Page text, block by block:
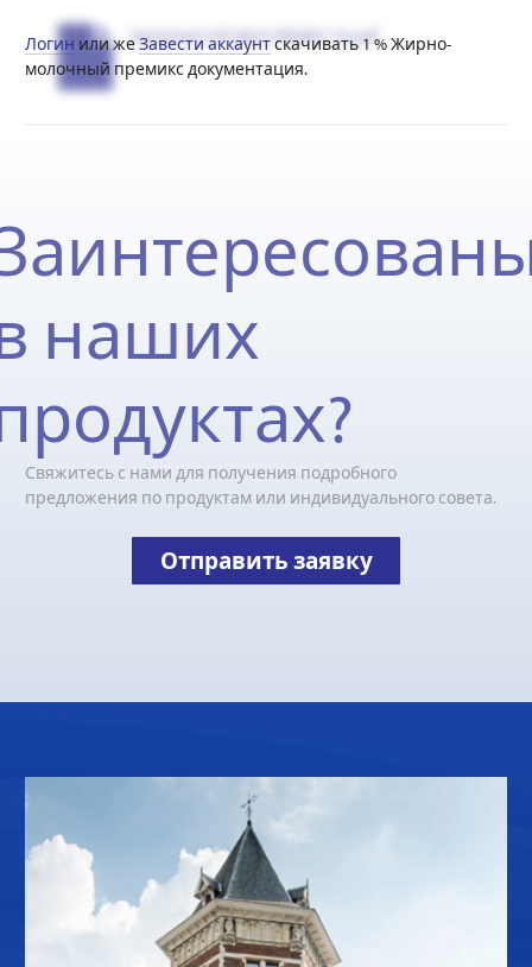
Datasheet FAT-MILK PREMIX 1%.pdf
Логин или жеЗавести аккаунтскачивать 1 % Жирно-
молочный премикс документация.
наших
Свяжитесь с нами для получения подробного
предложения по продуктам или индивидуального совета.
Отправить заявку